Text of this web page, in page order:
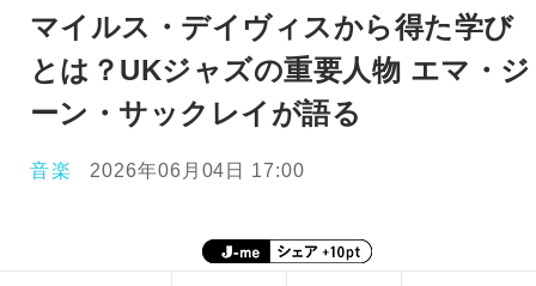
マイルス・デイヴィスから得た学び
とは？UKジャズの重要人物 エマ・ジ
ーン・サックレイが語る
音楽 2026年06月04日 17:00